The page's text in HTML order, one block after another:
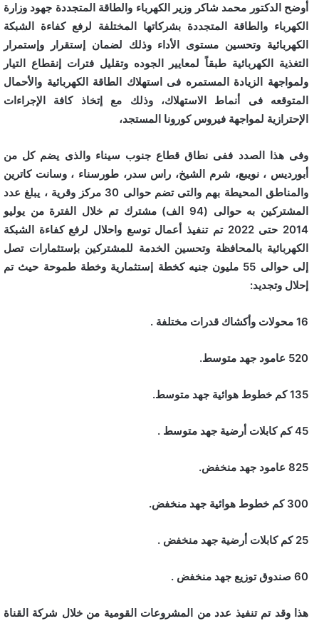
أوضح الدكتور محمد شاكر وزير الكهرباء والطاقة المتجددة جهود وزارة
الكهرباء والطاقة المتجددة بشركاتها المختلفة لرفع كفاءة الشبكة
الكهربائية وتحسين مستوى الأداء وذلك لضمان إستقرار وإستمرار
التغذية الكهربائية طبقاً لمعايير الجوده وتقليل فترات إنقطاع التيار
ولمواجهة الزيادة المستمره فى استهلاك الطاقة الكهربائية والأحمال
المتوقعه فى أنماط الاستهلاك، وذلك مع إتخاذ كافة الإجراءات
الإحترازية لمواجهة فيروس كورونا المستجد،
وفى هذا الصدد ففى نطاق قطاع جنوب سيناء والذى يضم كل من
أبورديس ، نويبع، شرم الشيخ، راس سدر، طورسناء ، وسانت كاترين
والمناطق المحيطة بهم والتى تضم حوالى 30 مركز وقرية ، يبلغ عدد
المشتركين به حوالى (94 الف) مشترك تم خلال الفترة من يوليو
2014 حتى 2022 تم تنفيذ أعمال توسع واحلال لرفع كفاءة الشبكة
الكهربائية بالمحافظة وتحسين الخدمة للمشتركين بإستثمارات تصل
إلى حوالى 55 مليون جنيه كخطة إستثمارية وخطة طموحة حيث تم
إحلال وتجديد:
16 محولات وأكشاك قدرات مختلفة .
520 عامود جهد متوسط.
135 كم خطوط هوائية جهد متوسط.
45 كم كابلات أرضية جهد متوسط .
825 عامود جهد منخفض.
300 كم خطوط هوائية جهد منخفض.
25 كم كابلات أرضية جهد منخفض .
60 صندوق توزيع جهد منخفض .
هذا وقد تم تنفيذ عدد من المشروعات القومية من خلال شركة القناة